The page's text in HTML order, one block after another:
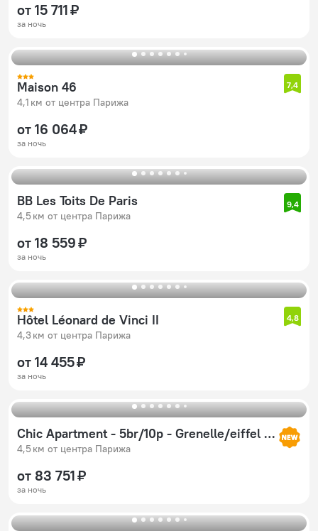
от 15 711 ₽
за ночь
Maison 46
4,1 км от центра Парижа
7,4
от 16 064 ₽
за ночь
BB Les Toits De Paris
4,5 км от центра Парижа
9,4
от 18 559 ₽
за ночь
Hôtel Léonard de Vinci II
4,3 км от центра Парижа
4,8
от 14 455 ₽
за ночь
Chic Apartment - 5br/10p - Grenelle/eiffel Tower
4,5 км от центра Парижа
от 83 751 ₽
за ночь